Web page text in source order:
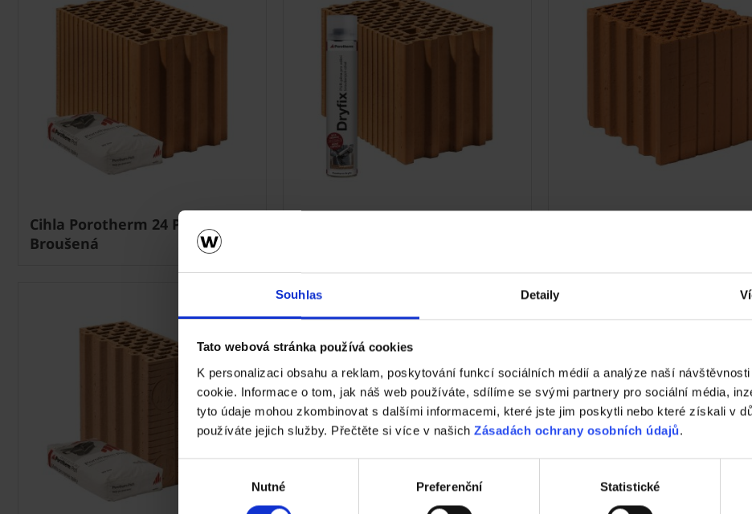
Souhlas Detaily
Tato webová stránka používá cookies
K personalizaci obsahu a reklam, poskytování funkcí sociálních médií a analýze naší
cookie. Informace o tom, jak náš web používáte, sdílíme se svými partnery pro sociální média,
tyto údaje mohou zkombinovat s dalšími informacemi, které jste jim poskytli nebo které získali v
používáte jejich služby. Přečtěte si více v našich Zásadách ochrany osobních údajů.
souhlasu
Nutné Preferenční Statistické
Cihla Porotherm 24 Profi -
Broušená